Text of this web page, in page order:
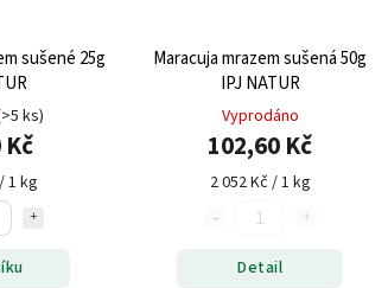
sušené 25g
ks)
1 kg
Maracuja mrazem sušená 50g
IPJ NATUR
Vyprodáno
102,60 Kč
2 052 Kč / 1 kg
Detail